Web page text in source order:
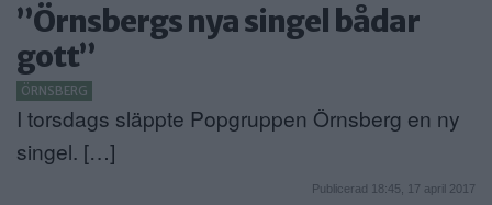
”Örnsbergs nya singel bådar
gott”
ÖRNSBERG
I torsdags släppte Popgruppen Örnsberg en ny
singel. […]
Publicerad 18:45, 17 april 2017